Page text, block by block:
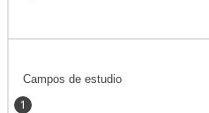
Campos de estudio
1